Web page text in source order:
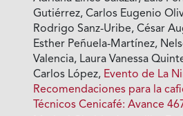
Gutiérrez, Carlos Eugenio
Rodrigo Sanz-Uribe, César
Esther Peñuela-Martínez,
Valencia, Laura Vanessa
Carlos López, Evento de La
Recomendaciones para la
Técnicos Cenicafé: Avance